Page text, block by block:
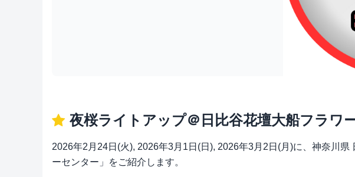
夜桜ライトアップ＠日比谷花壇大船フラワ
2026年2月24日(火), 2026年3月1日(日), 2026年3月2日(月)に、神奈川
ーセンター」をご紹介します。